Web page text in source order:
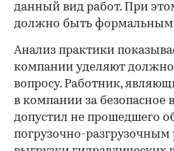
данный вид работ. При
должно быть
Анализ практики
компании уделяют
вопросу. Работник,
в компании за безопасное
допустил не прошедшего
погрузочно-разгрузочным